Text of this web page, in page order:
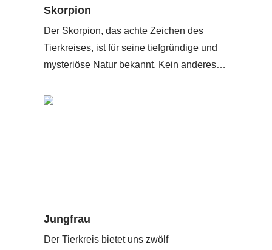
Skorpion
Der Skorpion, das achte Zeichen des
Tierkreises, ist für seine tiefgründige und
mysteriöse Natur bekannt. Kein anderes…
Jungfrau
Der Tierkreis bietet uns zwölf